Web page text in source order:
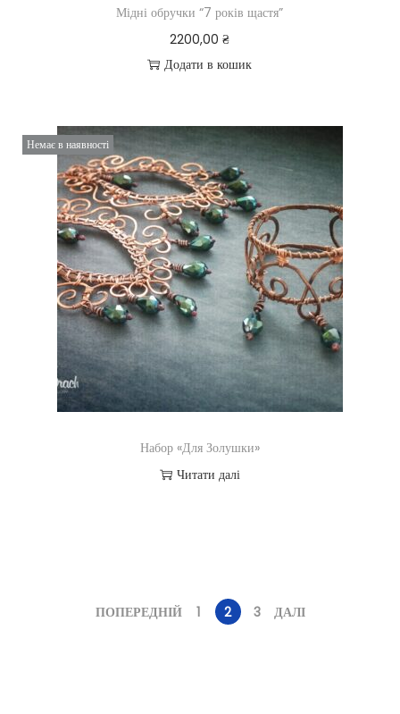
Мідні обручки “7 років щастя”
2200,00₴
Додати в кошик
Немає в наявності
Набор «Для Золушки»
Читати далі
ПОПЕРЕДНІЙ 1 2 3 ДАЛІ